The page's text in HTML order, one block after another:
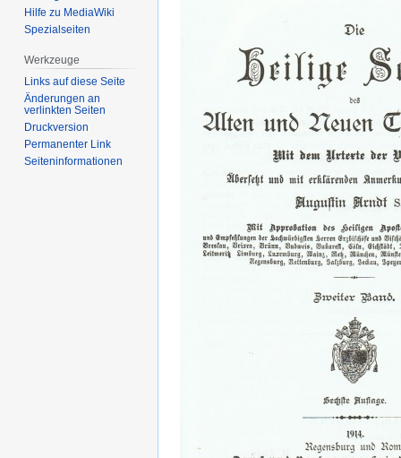
Hilfe zu MediaWiki
Spezialseiten
Werkzeuge
Links auf diese Seite
Änderungen an
verlinkten Seiten
Druckversion
Permanenter Link
Seiten­­informationen